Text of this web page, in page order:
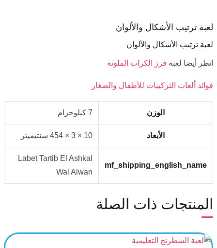
لعبة ترتيب الأشكال والألوان
لعبة ترتيب الأشكال والألوان
انظر أيضا لعبة فرز الكرات الملونة
فوائد ألعاب التركيبات للأطفال والصغار
الوزن 7 كيلوجرام
الأبعاد 10 × 3 × 454 سنتيميتر
mf_shipping_english_name
Labet Tartib El Ashkal
Wal Alwan
المنتجات ذات الصلة